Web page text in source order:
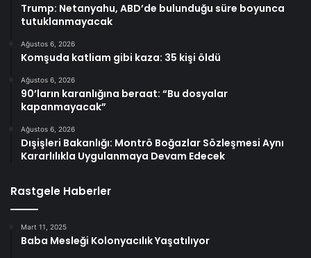
Trump: Netanyahu, ABD’de bulunduğu süre boyunca
tutuklanmayacak
Ağustos 6, 2026
Komşuda katliam gibi kaza: 35 kişi öldü
Ağustos 6, 2026
90’ların karanlığına beraat: “Bu dosyalar
kapanmayacak”
Ağustos 6, 2026
Dışişleri Bakanlığı: Montrö Boğazlar Sözleşmesi Aynı
Kararlılıkla Uygulanmaya Devam Edecek
Rastgele Haberler
Mart 11, 2025
Baba Mesleği Kolonyacılık Yaşatılıyor